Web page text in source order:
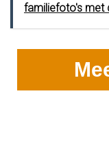
familiefoto's met